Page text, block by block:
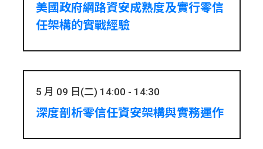
美國政府網路資安成熟度及實行零信
任架構的實戰經驗
5 月 09 日(二) 14:00 - 14:30
深度剖析零信任資安架構與實務運作